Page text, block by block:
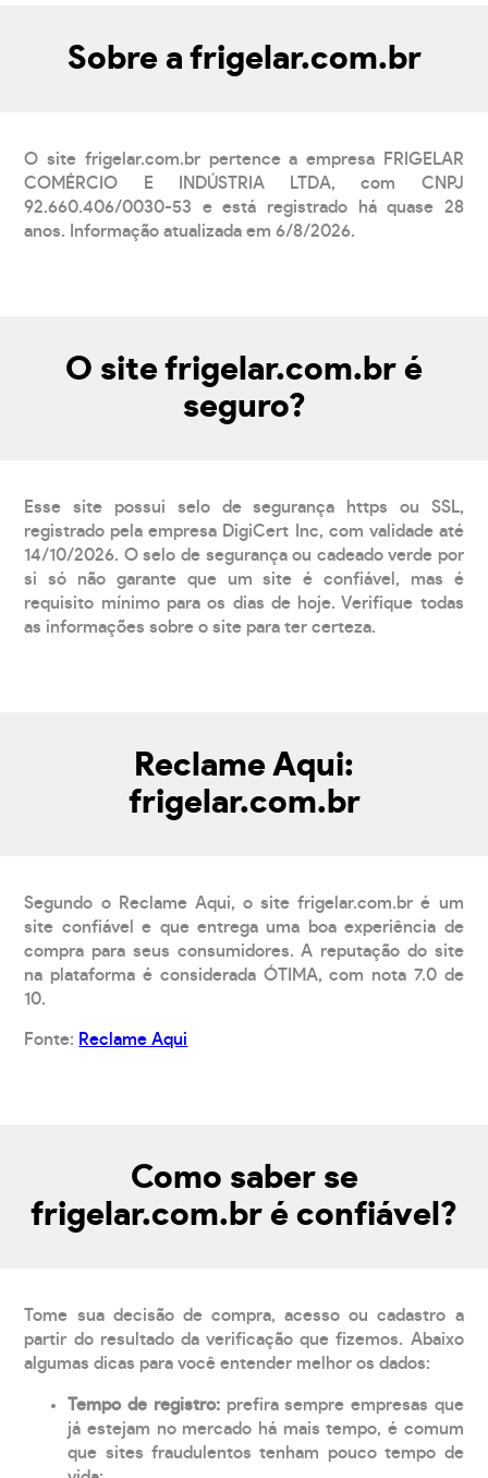
Sobre a frigelar.com.br
O site frigelar.com.br pertence a empresa FRIGELAR
COMÉRCIO E INDÚSTRIA LTDA, com CNPJ
92.660.406/0030-53 e está registrado há quase 28
anos. Informação atualizada em 6/8/2026.
O site frigelar.com.br é
seguro?
Esse site possui selo de segurança https ou SSL,
registrado pela empresa DigiCert Inc, com validade até
14/10/2026. O selo de segurança ou cadeado verde por
si só não garante que um site é confiável, mas é
requisito mínimo para os dias de hoje. Verifique todas
as informações sobre o site para ter certeza.
Reclame Aqui:
frigelar.com.br
Segundo o Reclame Aqui, o site frigelar.com.br é um
site confiável e que entrega uma boa experiência de
compra para seus consumidores. A reputação do site
na plataforma é considerada ÓTIMA, com nota 7.0 de
10.
Fonte: Reclame Aqui
Como saber se
frigelar.com.br é confiável?
Tome sua decisão de compra, acesso ou cadastro a
partir do resultado da verificação que fizemos. Abaixo
algumas dicas para você entender melhor os dados:
Tempo de registro: prefira sempre empresas que
já estejam no mercado há mais tempo, é comum
que sites fraudulentos tenham pouco tempo de